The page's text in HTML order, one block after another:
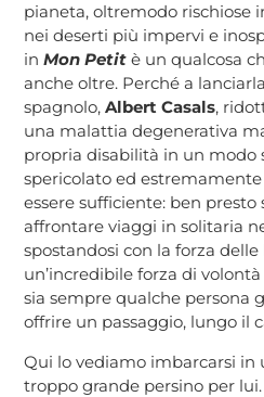
pianeta, oltremodo rischiose
nei deserti più impervi e
inMon Petitè un qualcosa
anche oltre. Perché a
spagnolo,Albert Casals,
una malattia degenerativa
propria disabilità in un modo
spericolato ed
essere sufficiente: ben presto
affrontare viaggi in solitaria
spostandosi con la forza delle
un’incredibile forza di
sia sempre qualche persona
offrire un passaggio, lungo il
Qui lo vediamo imbarcarsi in
troppo grande persino per